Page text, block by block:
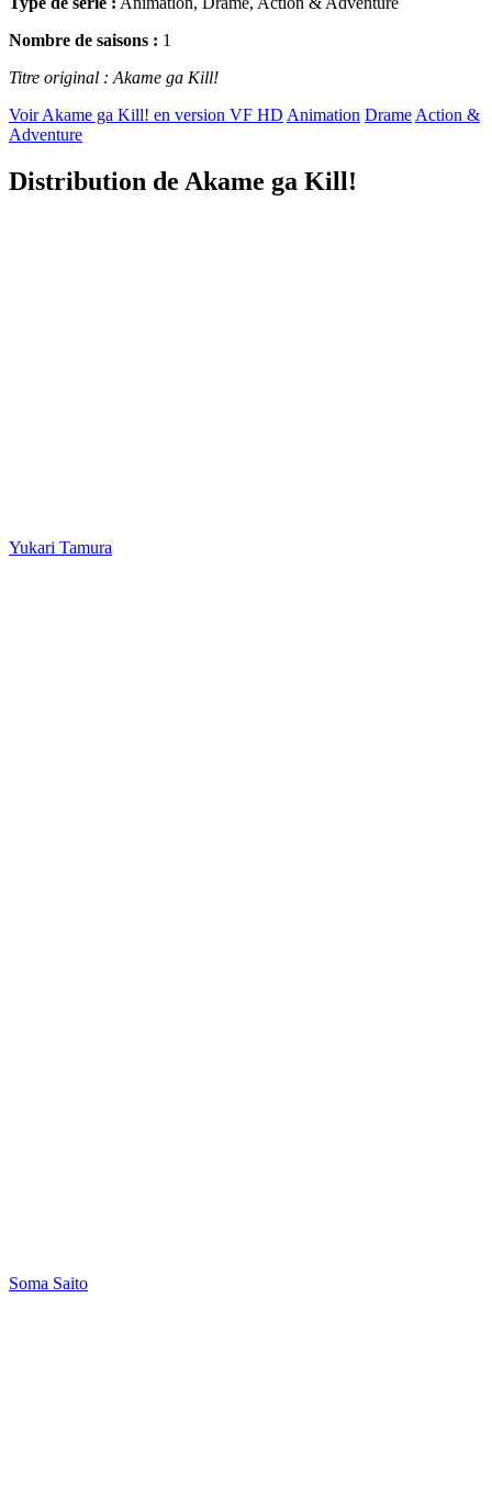
Nombre de saisons : 1
Titre original : Akame ga Kill!
Voir Akame ga Kill! en version VF HD Animation Drame Action &
Adventure
Distribution de Akame ga Kill!
Yukari Tamura
Soma Saito